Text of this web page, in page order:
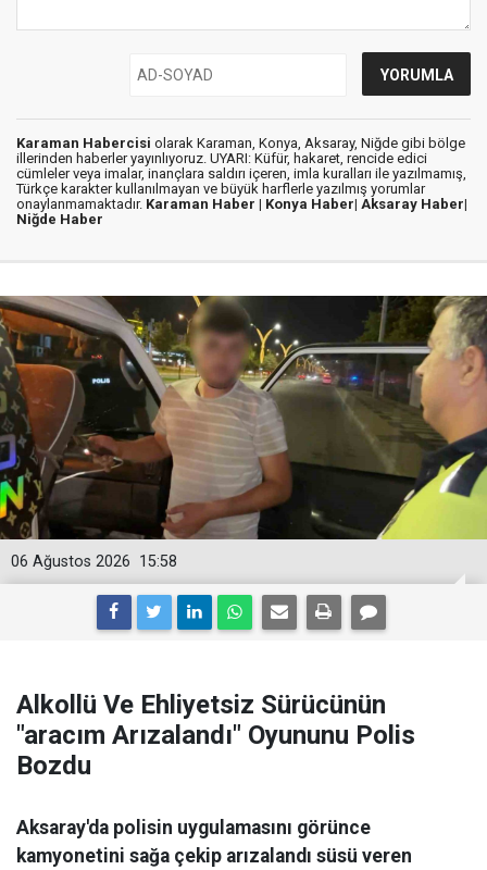
Karaman Habercisi olarak Karaman, Konya, Aksaray, Niğde gibi bölge
illerinden haberler yayınlıyoruz. UYARI: Küfür, hakaret, rencide edici
cümleler veya imalar, inançlara saldırı içeren, imla kuralları ile yazılmamış,
Türkçe karakter kullanılmayan ve büyük harflerle yazılmış yorumlar
onaylanmamaktadır. Karaman Haber | Konya Haber| Aksaray Haber|
Niğde Haber
15:58
06 Ağustos 2026
Alkollü Ve Ehliyetsiz Sürücünün
"aracım Arızalandı" Oyununu Polis
Bozdu
Aksaray'da polisin uygulamasını görünce
kamyonetini sağa çekip arızalandı süsü veren